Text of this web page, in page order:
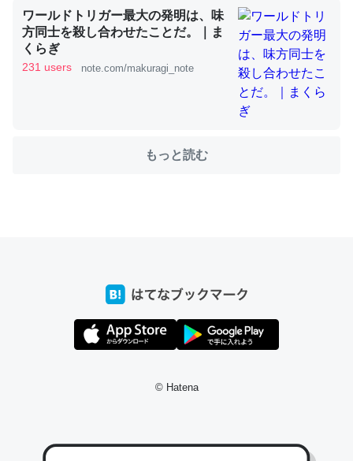
位置情報を共有してる。電池残量や充電中かが分かるので
これ見て生きてるなって分かる。
─たまにLINEするくらいだった遠方の父67歳と僕。ITツール導入で
コミュニケーションが劇的に変化した｜tayorini by LIFULL介護
ちょうど同じ理由でEcho Show 8を設定中でした。Prime
回線代ほとんどかからないですよ。参考：
─たまにLINEするくらいだった遠方の父67歳と僕。ITツール導入で
ワールドトリガー最大の発明は、味
方同士を殺し合わせたことだ。｜ま
くらぎ
231 users note.com/makuragi_note
もっと読む
© Hatena